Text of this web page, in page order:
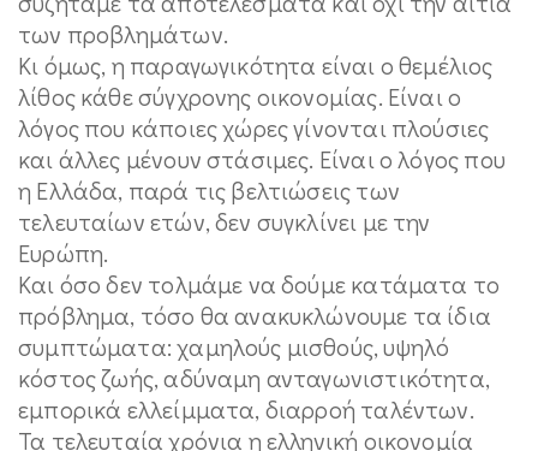
των προβλημάτων.
Κι όμως, η παραγωγικότητα είναι ο θεμέλιος
λίθος κάθε σύγχρονης οικονομίας. Είναι ο
λόγος που κάποιες χώρες γίνονται πλούσιες
και άλλες μένουν στάσιμες. Είναι ο λόγος που
η Ελλάδα, παρά τις βελτιώσεις των
τελευταίων ετών, δεν συγκλίνει με την
Ευρώπη.
Και όσο δεν τολμάμε να δούμε κατάματα το
πρόβλημα, τόσο θα ανακυκλώνουμε τα ίδια
συμπτώματα: χαμηλούς μισθούς, υψηλό
κόστος ζωής, αδύναμη ανταγωνιστικότητα,
εμπορικά ελλείμματα, διαρροή ταλέντων.
Τα τελευταία χρόνια η ελληνική οικονομία